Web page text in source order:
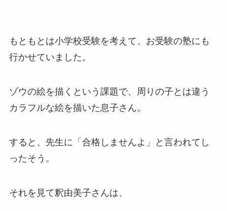
もともとは小学校受験を考えて、お受験の塾にも
行かせていました。
ゾウの絵を描くという課題で、周りの子とは違う
カラフルな絵を描いた息子さん。
すると、先生に「合格しませんよ」と言われてし
ったそう。
それを見て釈由美子さんは、